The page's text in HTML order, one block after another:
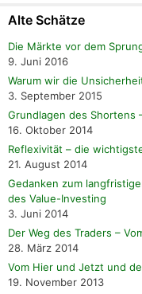
Alte Schätze
Die Märkte vor dem
9. Juni 2016
Warum wir die
3. September 2015
Grundlagen des Shortens
16. Oktober 2014
Reflexivität – die
21. August 2014
Gedanken zum
des Value-Investing
3. Juni 2014
Der Weg des Traders –
28. März 2014
Vom Hier und Jetzt und
19. November 2013